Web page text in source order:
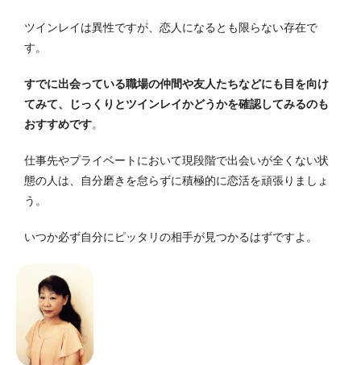
ツインレイは異性ですが、恋人になるとも限らない存在で
す。
すでに出会っている職場の仲間や友人たちなどにも目を向け
てみて、じっくりとツインレイかどうかを確認してみるのも
おすすめです。
仕事先やプライベートにおいて現段階で出会いが全くない状
態の人は、自分磨きを怠らずに積極的に恋活を頑張りましょ
う。
いつか必ず自分にピッタリの相手が見つかるはずですよ。